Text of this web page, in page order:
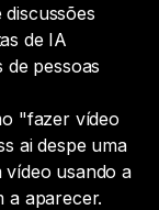
de IA
de pessoas
"fazer vídeo
ai despe uma
usando a
a aparecer.